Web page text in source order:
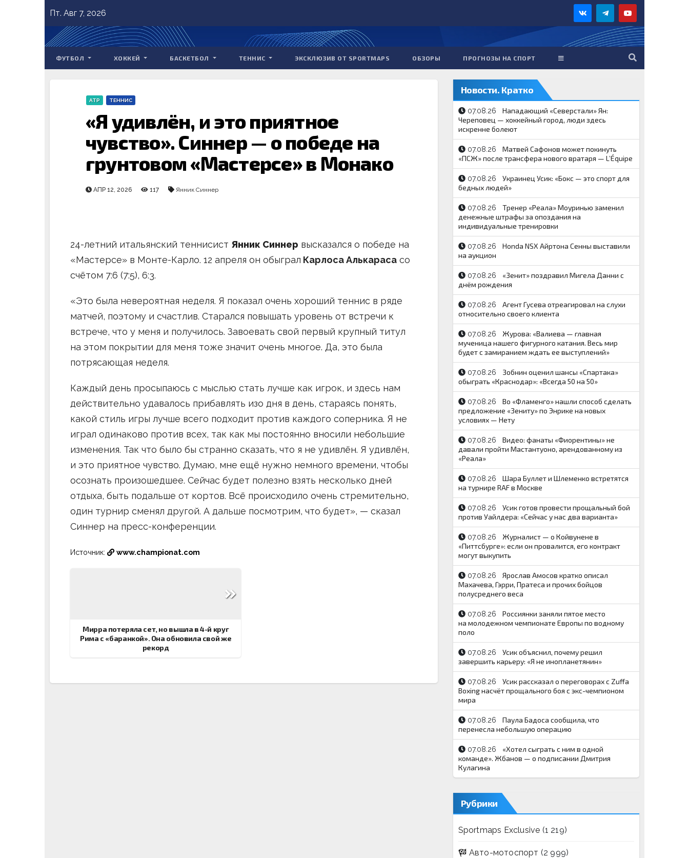
to
content
Пт. Авг 7, 2026
ФУТБОЛ ХОККЕЙ БАСКЕТБОЛ ТЕННИС ЭКСКЛЮЗИВ ОТ SPORTMAPS ОБЗОРЫ ПРОГНОЗЫ НА СПОРТ
ATP ТЕННИС
«Я удивлён, и это приятное
чувство». Синнер — о победе на
грунтовом «Мастерсе» в Монако
АПР 12, 2026 117 Янник Синнер
24-летний итальянский теннисист Янник Синнер высказался о победе на
«Мастерсе» в Монте-Карло. 12 апреля он обыграл Карлоса Алькараса со
счётом 7:6 (7:5), 6:3.
«Это была невероятная неделя. Я показал очень хороший теннис в ряде
матчей, поэтому и счастлив. Старался повышать уровень от встречи к
встрече, что у меня и получилось. Завоевать свой первый крупный титул
на этом покрытии для меня тоже значит очень многое. Да, это была
потрясающая неделя.
Каждый день просыпаюсь с мыслью стать лучше как игрок, и здесь нам
действительно удавалось прибавлять изо дня в день, стараясь понять,
какой стиль игры лучше всего подходит против каждого соперника. Я не
играл одинаково против всех, так как мы постоянно вносили небольшие
изменения. Так что было бы странно сказать, что я не удивлён. Я удивлён,
и это приятное чувство. Думаю, мне ещё нужно немного времени, чтобы
осознать произошедшее. Сейчас будет полезно взять несколько дней
отдыха, быть подальше от кортов. Всё происходило очень стремительно,
один турнир сменял другой. А дальше посмотрим, что будет», — сказал
Синнер на пресс-конференции.
Источник: www.championat.com
Мирра потеряла сет, но вышла в 4-й круг
Рима с «баранкой». Она обновила свой же
рекорд
Новости. Кратко
07.08.26
Нападающий «Северстали» Ян:
Череповец — хоккейный город, люди здесь
искренне болеют
07.08.26
Матвей Сафонов может покинуть
«ПСЖ» после трансфера нового вратаря — L’Équipe
07.08.26
Украинец Усик: «Бокс — это спорт для
бедных людей»
07.08.26
Тренер «Реала» Моуринью заменил
денежные штрафы за опоздания на
индивидуальные тренировки
07.08.26
Honda NSX Айртона Сенны выставили
на аукцион
07.08.26
«Зенит» поздравил Мигела Данни с
днём рождения
07.08.26
Агент Гусева отреагировал на слухи
относительно своего клиента
07.08.26
Журова: «Валиева — главная
мученица нашего фигурного катания. Весь мир
будет с замиранием ждать ее выступлений»
07.08.26
Зобнин оценил шансы «Спартака»
обыграть «Краснодар»: «Всегда 50 на 50»
07.08.26
Во «Фламенго» нашли способ сделать
предложение «Зениту» по Энрике на новых
условиях — Нету
07.08.26
Видео: фанаты «Фиорентины» не
давали пройти Мастантуоно, арендованному из
«Реала»
07.08.26
Шара Буллет и Шлеменко встретятся
на турнире RAF в Москве
07.08.26
Усик готов провести прощальный бой
против Уайлдера: «Сейчас у нас два варианта»
07.08.26
Журналист — о Койвунене в
«Питтсбурге»: если он провалится, его контракт
могут выкупить
07.08.26
Ярослав Амосов кратко описал
Махачева, Гэрри, Пратеса и прочих бойцов
полусреднего веса
07.08.26
Россиянки заняли пятое место
на молодежном чемпионате Европы по водному
поло
07.08.26
Усик объяснил, почему решил
завершить карьеру: «Я не инопланетянин»
07.08.26
Усик рассказал о переговорах с Zuffa
Boxing насчёт прощального боя с экс-чемпионом
мира
07.08.26
Паула Бадоса сообщила, что
перенесла небольшую операцию
07.08.26
«Хотел сыграть с ним в одной
команде». Жбанов — о подписании Дмитрия
Кулагина
Рубрики
Sportmaps Exclusive (1 219)
Авто-мотоспорт (2 999)